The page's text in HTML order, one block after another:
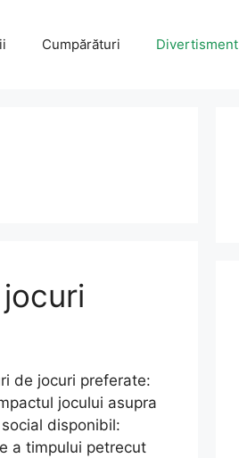
Cumpărături Divertisment
de jocuri preferate:
jocului asupra
disponibil:
a timpului petrecut